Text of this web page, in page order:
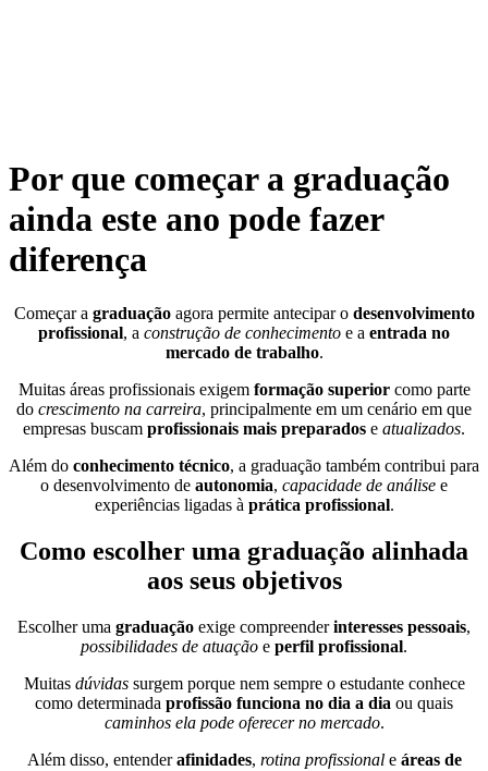
Por que começar a graduação
ainda este ano pode fazer
diferença
Começar a graduaçãoagora permite antecipar o desenvolvimento
profissional, a construção de conhecimento e a entrada no
mercado de trabalho.
Muitas áreas profissionais exigem formação superiorcomo parte
do crescimento na carreira, principalmente em um cenário em que
empresas buscam profissionais mais preparados e atualizados.
Além do conhecimento técnico, a graduação também contribui para
o desenvolvimento de autonomia, capacidade de análise e
experiências ligadas à prática profissional.
Como escolher uma graduação alinhada
aos seus objetivos
Escolher uma graduação exige compreenderinteresses pessoais,
possibilidades de atuação e perfil profissional.
Muitas dúvidassurgem porque nem sempre o estudante conhece
como determinada profissão funciona no dia a dia ou quais
caminhos ela pode oferecer no mercado.
Além disso, entenderafinidades, rotina profissionale áreas de